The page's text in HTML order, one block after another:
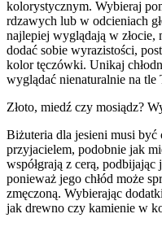
kolorystycznym. Wybieraj
rdzawych lub w odcieniach
najlepiej wyglądają w złocie,
dodać sobie wyrazistości,
kolor tęczówki. Unikaj
wyglądać nienaturalnie na tle
Złoto, miedź czy mosiądz?
Biżuteria dla jesieni musi być
przyjacielem, podobnie jak
współgrają z cerą,
ponieważ jego chłód może
zmęczoną. Wybierając
jak drewno czy kamienie w